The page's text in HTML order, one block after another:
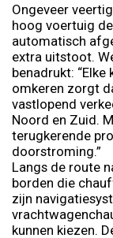
Ongeveer
hoog voertuig
automatisch
extra uitstoot.
benadrukt:
omkeren zorgt
vastlopend
Noord en Zuid.
terugkerende
doorstroming.”
Langs de route
borden die
zijn
kunnen kiezen.